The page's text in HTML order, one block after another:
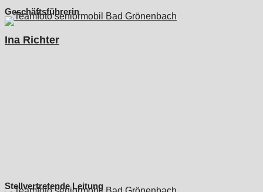
Geschäftsführerin
Ina Richter
Stellvertretende Leitung